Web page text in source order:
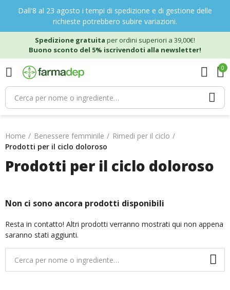
Dall'8 al 23 agosto i tempi di spedizione e di gestione delle
richieste potrebbero subire variazioni.
Spedizione gratuita per ordini superiori a 39,00€!
Buono sconto del 5% iscrivendoti alla newsletter!
0
Home Benessere femminile
Rimedi per il ciclo
Prodotti per il ciclo doloroso
Prodotti per il ciclo doloroso
Non ci sono ancora prodotti disponibili
Resta in contatto! Altri prodotti verranno mostrati qui non appena
saranno stati aggiunti.